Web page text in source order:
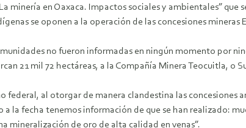
minería en Oaxaca. Impactos sociales y ambientales”
se oponen a la operación de las concesiones
no fueron informadas en ningún momento por
21 mil 72 hectáreas, a la Compañía Minera Teocuitla,
federal, al otorgar de manera clandestina las
a la fecha tenemos información de que se han realizado:
mineralización de oro de alta calidad en venas”.